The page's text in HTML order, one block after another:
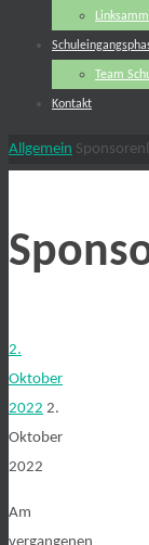
Team
Kontakt
Start
Allgemein
2.
Oktober
2022 2.
Oktober
2022
Am